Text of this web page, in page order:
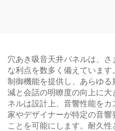
穴あき吸音天井パネルは、
な利点を数多く備えていま
制御機能を提供し、あらゆ
減と会話の明瞭度の向上に
ネルは設計上、音響性能を
家やデザイナーが特定の音
ことを可能にします。耐久性